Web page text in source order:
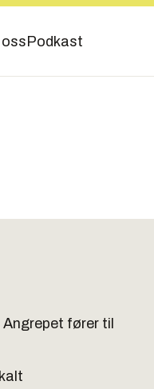
Podkast
fører til